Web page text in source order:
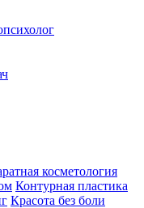
косметология
Контурная пластика
Красота без боли